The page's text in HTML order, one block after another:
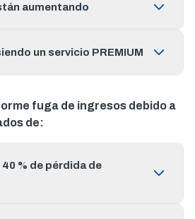
aumentando
un servicio PREMIUM
fuga de ingresos debido a
de:
% de pérdida de